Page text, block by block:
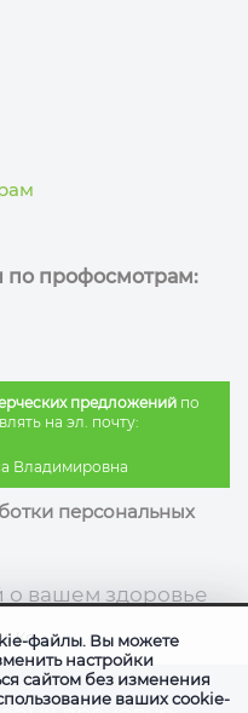
предложений по
на эл. почту:
Владимировна
по профосмотрам:
персональных
о вашем здоровье
Кофайлы. Вы можете
настройки
сайтом без изменения
ваших cookie-